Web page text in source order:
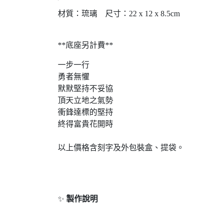
材質：琉璃 尺寸：22 x 12 x 8.5cm
**底座另計費**
一步一行
勇者無懼
默默堅持不妥協
頂天立地之氣勢
衝鋒達標的堅持
終得富貴花開時
以上價格含刻字及外包裝盒、提袋。
✨ 製作說明